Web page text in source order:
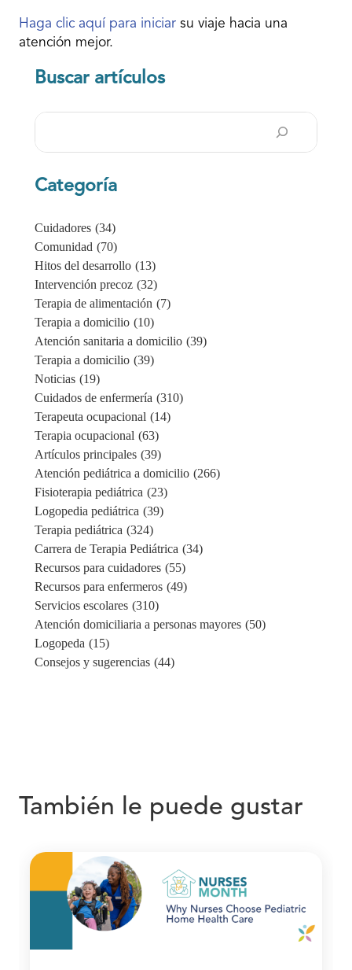
Haga clic aquí para iniciar su viaje hacia una
atención mejor.
Buscar artículos
Buscar
Categoría
Cuidadores (34)
Comunidad (70)
Hitos del desarrollo (13)
Intervención precoz (32)
Terapia de alimentación (7)
Terapia a domicilio (10)
Atención sanitaria a domicilio (39)
Terapia a domicilio (39)
Noticias (19)
Cuidados de enfermería (310)
Terapeuta ocupacional (14)
Terapia ocupacional (63)
Artículos principales (39)
Atención pediátrica a domicilio (266)
Fisioterapia pediátrica (23)
Logopedia pediátrica (39)
Terapia pediátrica (324)
Carrera de Terapia Pediátrica (34)
Recursos para cuidadores (55)
Recursos para enfermeros (49)
Servicios escolares (310)
Atención domiciliaria a personas mayores (50)
Logopeda (15)
Consejos y sugerencias (44)
También le puede gustar